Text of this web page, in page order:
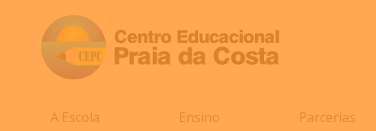
A Escola Ensino Parcerias